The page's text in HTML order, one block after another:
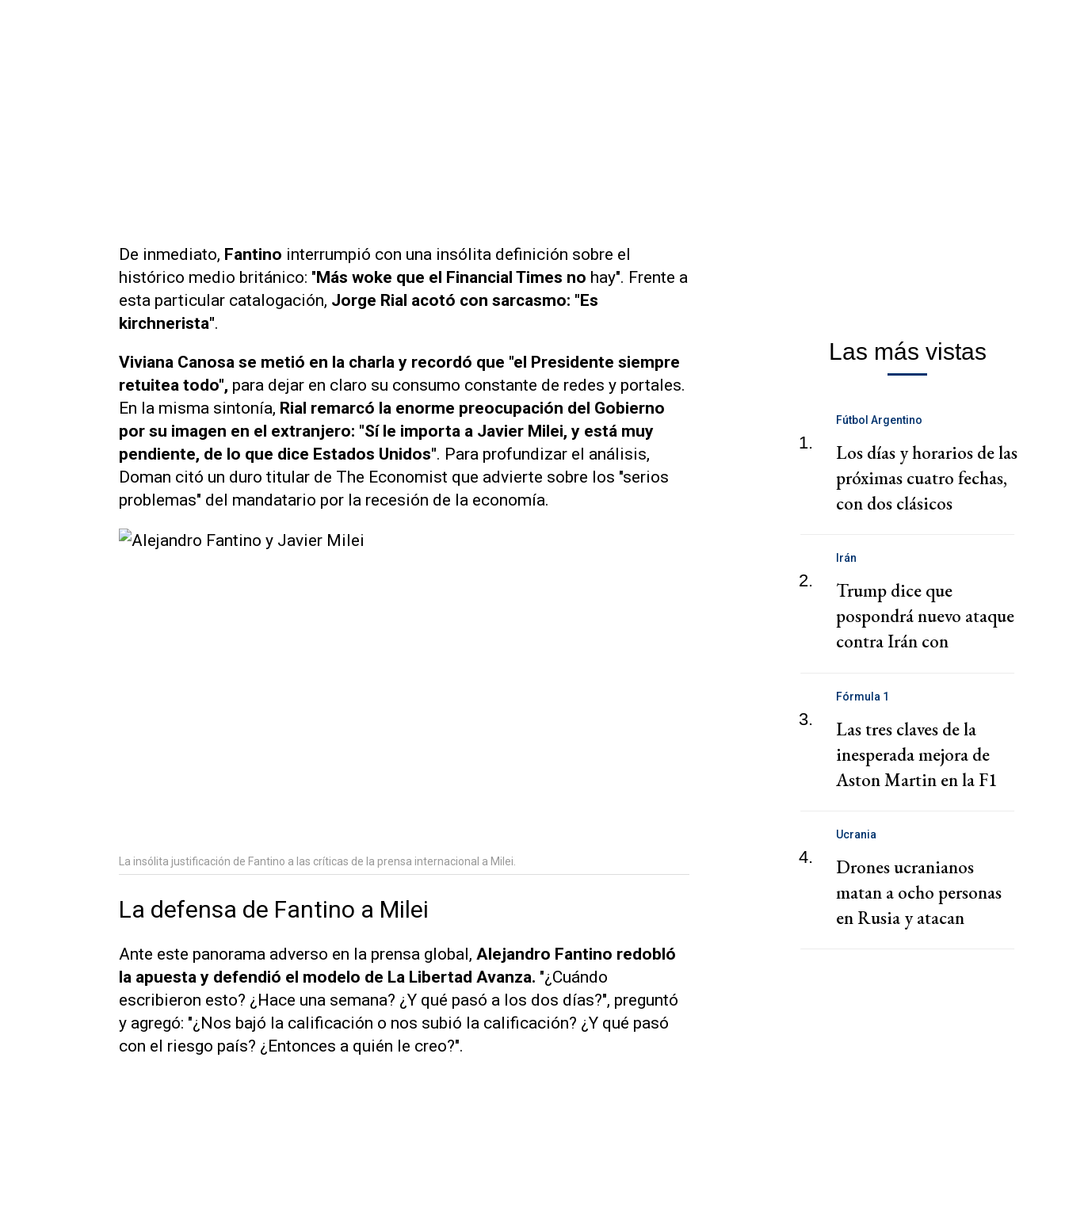
De inmediato, Fantino interrumpió con una insólita definición sobre el
histórico medio británico: "Más woke que el Financial Times no hay". Frente a
esta particular catalogación, Jorge Rial acotó con sarcasmo: "Es
kirchnerista".
Viviana Canosa se metió en la charla y recordó que "el Presidente siempre
retuitea todo", para dejar en claro su consumo constante de redes y portales.
En la misma sintonía, Rial remarcó la enorme preocupación del Gobierno
por su imagen en el extranjero: "Sí le importa a Javier Milei, y está muy
pendiente, de lo que dice Estados Unidos". Para profundizar el análisis,
Doman citó un duro titular de The Economist que advierte sobre los "serios
problemas" del mandatario por la recesión de la economía.
La insólita justificación de Fantino a las críticas de la prensa internacional a Milei.
La defensa de Fantino a Milei
Ante este panorama adverso en la prensa global, Alejandro Fantino redobló
la apuesta y defendió el modelo de La Libertad Avanza. "¿Cuándo
escribieron esto? ¿Hace una semana? ¿Y qué pasó a los dos días?", preguntó
y agregó: "¿Nos bajó la calificación o nos subió la calificación? ¿Y qué pasó
con el riesgo país? ¿Entonces a quién le creo?".
Las más vistas
1.
Fútbol Argentino
Los días y horarios de las
próximas cuatro fechas,
con dos clásicos
2.
Irán
Trump dice que
pospondrá nuevo ataque
contra Irán con
acuerdo rápido
3.
Fórmula 1
Las tres claves de la
inesperada mejora de
Aston Martin en la F1
4.
Ucrania
Drones ucranianos
matan a ocho personas
en Rusia y atacan